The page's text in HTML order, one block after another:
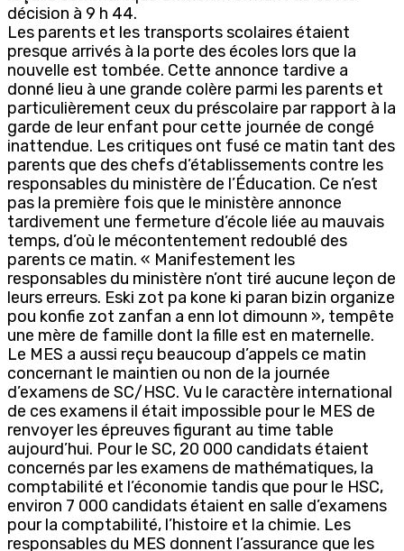
décision à 9 h 44.
Les parents et les transports scolaires étaient
presque arrivés à la porte des écoles lors que la
nouvelle est tombée. Cette annonce tardive a
donné lieu à une grande colère parmi les parents et
particulièrement ceux du préscolaire par rapport à la
garde de leur enfant pour cette journée de congé
inattendue. Les critiques ont fusé ce matin tant des
parents que des chefs d’établissements contre les
responsables du ministère de l’Éducation. Ce n’est
pas la première fois que le ministère annonce
tardivement une fermeture d’école liée au mauvais
temps, d’où le mécontentement redoublé des
parents ce matin. « Manifestement les
responsables du ministère n’ont tiré aucune leçon de
leurs erreurs. Eski zot pa kone ki paran bizin organize
pou konfie zot zanfan a enn lot dimounn », tempête
une mère de famille dont la fille est en maternelle.
Le MES a aussi reçu beaucoup d’appels ce matin
concernant le maintien ou non de la journée
d’examens de SC/HSC. Vu le caractère international
de ces examens il était impossible pour le MES de
renvoyer les épreuves figurant au time table
aujourd’hui. Pour le SC, 20 000 candidats étaient
concernés par les examens de mathématiques, la
comptabilité et l’économie tandis que pour le HSC,
environ 7 000 candidats étaient en salle d’examens
pour la comptabilité, l’histoire et la chimie. Les
responsables du MES donnent l’assurance que les